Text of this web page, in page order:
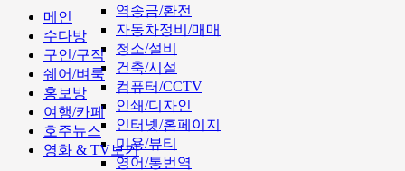
역송금/환전
자동차정비/매매
청소/설비
건축/시설
컴퓨터/CCTV
인쇄/디자인
인터넷/홈페이지
미용/뷰티
영어/통번역
메인
수다방
구인/구직
쉐어/벼룩
홍보방
여행/카페
호주뉴스
영화 & TV보기